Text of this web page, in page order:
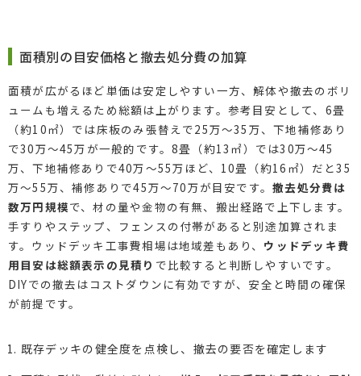
面積別の目安価格と撤去処分費の加算
面積が広がるほど単価は安定しやすい一方、解体や撤去のボリ
ュームも増えるため総額は上がります。参考目安として、6畳
（約10㎡）では床板のみ張替えで25万〜35万、下地補修あり
で30万〜45万が一般的です。8畳（約13㎡）では30万〜45
万、下地補修ありで40万〜55万ほど、10畳（約16㎡）だと35
万〜55万、補修ありで45万〜70万が目安です。撤去処分費は
数万円規模で、材の量や金物の有無、搬出経路で上下します。
手すりやステップ、フェンスの付帯があると別途加算されま
す。ウッドデッキ工事費相場は地域差もあり、 ウッドデッキ費
用目安は総額表示の見積り で比較すると判断しやすいです。
DIYでの撤去はコストダウンに有効ですが、安全と時間の確保
が前提です。
既存デッキの健全度を点検し、撤去の要否を確定します